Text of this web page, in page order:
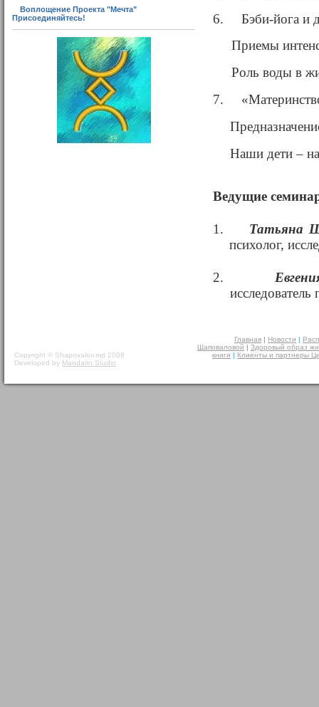
Воплощение Проекта "Мечта"
Присоединяйтесь!
6.
Бэби-йога и
Приемы
Роль воды в
7.
Наши дети –
Ведущие
1.
Татьяна
психолог,
2.
Copyright © Shapovalov.md 2008
Developed by Mandarin Studio
Главная | Новости |
Шаповаловой | Здоровый образ
книги | Клиенты и партнеры